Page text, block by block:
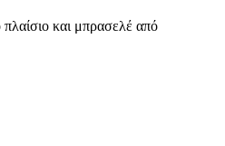
και μπρασελέ από